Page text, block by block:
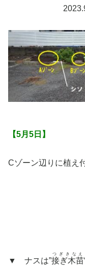
【5月5日】
Cゾーン辺りに植え
▼ ナスは”接ぎ木苗
つぎきなえ